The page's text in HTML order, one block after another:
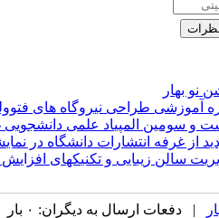
نو بهار
آموزشی طراحی نیروگاه های
و سومین المپیاد علمی دانشجویی
از غرفه انتشارات دانشگاه در
سالن زیبایی و تکنیکهای
| دفعات ارسال به دیگران: ۰ بار |